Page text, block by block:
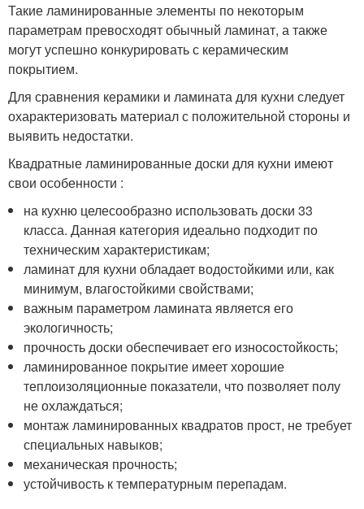
Такие ламинированные элементы по некоторым
параметрам превосходят обычный ламинат, а также
могут успешно конкурировать с керамическим
покрытием.
Для сравнения керамики и ламината для кухни следует
охарактеризовать материал с положительной стороны и
выявить недостатки.
Квадратные ламинированные доски для кухни имеют
свои особенности :
на кухню целесообразно использовать доски 33
класса. Данная категория идеально подходит по
техническим характеристикам;
ламинат для кухни обладает водостойкими или, как
минимум, влагостойкими свойствами;
важным параметром ламината является его
экологичность;
прочность доски обеспечивает его износостойкость;
ламинированное покрытие имеет хорошие
теплоизоляционные показатели, что позволяет полу
не охлаждаться;
монтаж ламинированных квадратов прост, не требует
специальных навыков;
механическая прочность;
устойчивость к температурным перепадам.